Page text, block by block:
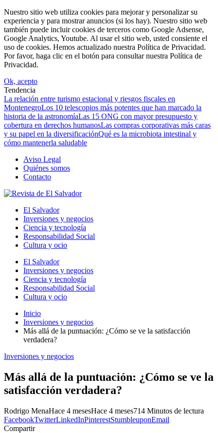
Nuestro sitio web utiliza cookies para mejorar y personalizar su
experiencia y para mostrar anuncios (si los hay). Nuestro sitio web
también puede incluir cookies de terceros como Google Adsense,
Google Analytics, Youtube. Al usar el sitio web, usted consiente el
uso de cookies. Hemos actualizado nuestra Política de Privacidad.
Por favor, haga clic en el botón para consultar nuestra Política de
Privacidad.
Ok, acepto
Tendencia
La relación entre turismo estacional y riesgos fiscales en
MontenegroLos 10 telescopios más potentes que han marcado la
historia de la astronomíaLas 15 ONG con mayor presupuesto y
cobertura en derechos humanosLas compras corporativas más caras
y su papel en la diversificaciónQué es la microbiota intestinal y
cómo mantenerla saludable
Aviso Legal
Quiénes somos
Contacto
El Salvador
Inversiones y negocios
Ciencia y tecnología
Responsabilidad Social
Cultura y ocio
El Salvador
Inversiones y negocios
Ciencia y tecnología
Responsabilidad Social
Cultura y ocio
Inicio
Inversiones y negocios
Más allá de la puntuación: ¿Cómo se ve la satisfacción
verdadera?
Inversiones y negocios
Más allá de la puntuación: ¿Cómo se ve la
satisfacción verdadera?
Rodrigo MenaHace 4 mesesHace 4 meses714 Minutos de lectura
FacebookTwitterLinkedInPinterestStumbleuponEmail
Compartir